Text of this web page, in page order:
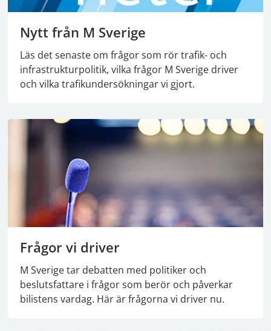
Nytt från M Sverige
Läs det senaste om frågor som rör trafik- och
infrastrukturpolitik, vilka frågor M Sverige driver
och vilka trafikundersökningar vi gjort.
Frågor vi driver
M Sverige tar debatten med politiker och
beslutsfattare i frågor som berör och påverkar
bilistens vardag. Här är frågorna vi driver nu.